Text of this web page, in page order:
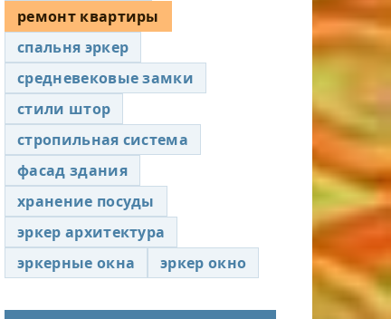
ремонт квартиры
спальня эркер
средневековые замки
стили штор
стропильная система
фасад здания
хранение посуды
эркер архитектура
эркерные окна
эркер окно